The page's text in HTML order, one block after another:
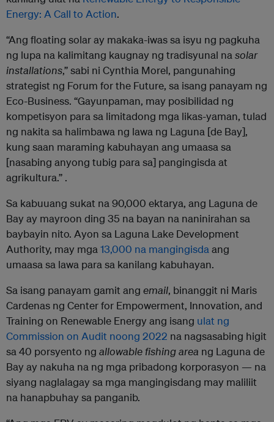
Energy: A Call to Action.
“Ang floating solar ay makaka-iwas sa isyu ng pagkuha
ng lupa na kalimitang kaugnay ng tradisyunal na solar
installations,” sabi ni Cynthia Morel, pangunahing
strategist ng Forum for the Future, sa isang panayam ng
Eco-Business. “Gayunpaman, may posibilidad ng
kompetisyon para sa limitadong mga likas-yaman, tulad
ng nakita sa halimbawa ng lawa ng Laguna [de Bay],
kung saan maraming kabuhayan ang umaasa sa
[nasabing anyong tubig para sa] pangingisda at
agrikultura.” .
Sa kabuuang sukat na 90,000 ektarya, ang Laguna de
Bay ay mayroon ding 35 na bayan na naninirahan sa
baybayin nito. Ayon sa Laguna Lake Development
Authority, may mga 13,000 na mangingisda ang
umaasa sa lawa para sa kanilang kabuhayan.
Sa isang panayam gamit ang email, binanggit ni Maris
Cardenas ng Center for Empowerment, Innovation, and
Training on Renewable Energy ang isang ulat ng
Commission on Audit noong 2022 na nagsasabing higit
sa 40 porsyento ng allowable fishing area ng Laguna de
Bay ay nakuha na ng mga pribadong korporasyon — na
siyang naglalagay sa mga mangingisdang may maliliit
na hanapbuhay sa panganib.